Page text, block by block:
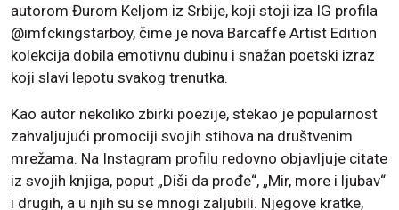
autorom Đurom Keljom iz Srbije, koji stoji iza IG profila
@imfckingstarboy, čime je nova Barcaffe Artist Edition
kolekcija dobila emotivnu dubinu i snažan poetski izraz
koji slavi lepotu svakog trenutka.
Kao autor nekoliko zbirki poezije, stekao je popularnost
zahvaljujući promociji svojih stihova na društvenim
mrežama. Na Instagram profilu redovno objavljuje citate
iz svojih knjiga, poput „Diši da prođe“, „Mir, more i ljubav“
i drugih, a u njih su se mnogi zaljubili. Njegove kratke,